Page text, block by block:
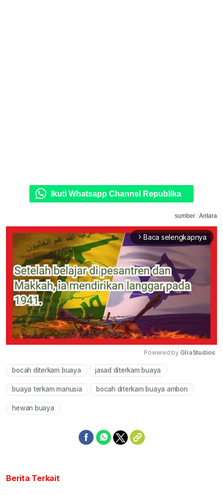
Ikuti Whatsapp Channel Republika
sumber : Antara
arrow_forward_ios Baca selengkapnya
Powered by GliaStudios
bocah diterkam buaya jasad diterkam buaya
buaya terkam manusia bocah diterkam buaya ambon
hewan buaya
Berita Terkait